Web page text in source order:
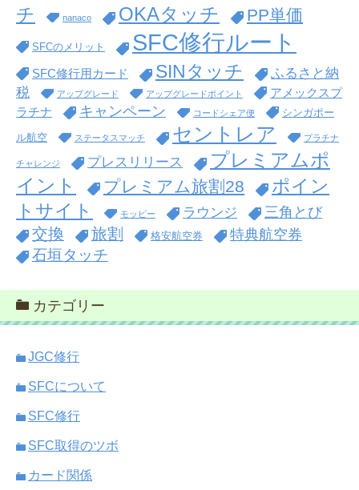
チ
nanaco OKAタッチ PP単価
SFCのメリット SFC修行ルート
SFC修行用カード SINタッチ
ふるさと納
税
アップグレード アップグレードポイント
アメックスプ
ラチナ
キャンペーン コードシェア便 シンガポー
ル航空 ステータスマッチ セントレア プラチナ
チャレンジ プレスリリース
プレミアムポ
イント
プレミアム旅割28
ポイン
トサイト
モッピー ラウンジ 三角とび
交換 旅割 格安航空券 特典航空券
石垣タッチ
カテゴリー
JGC修行
SFCについて
SFC修行
SFC取得のツボ
カード関係